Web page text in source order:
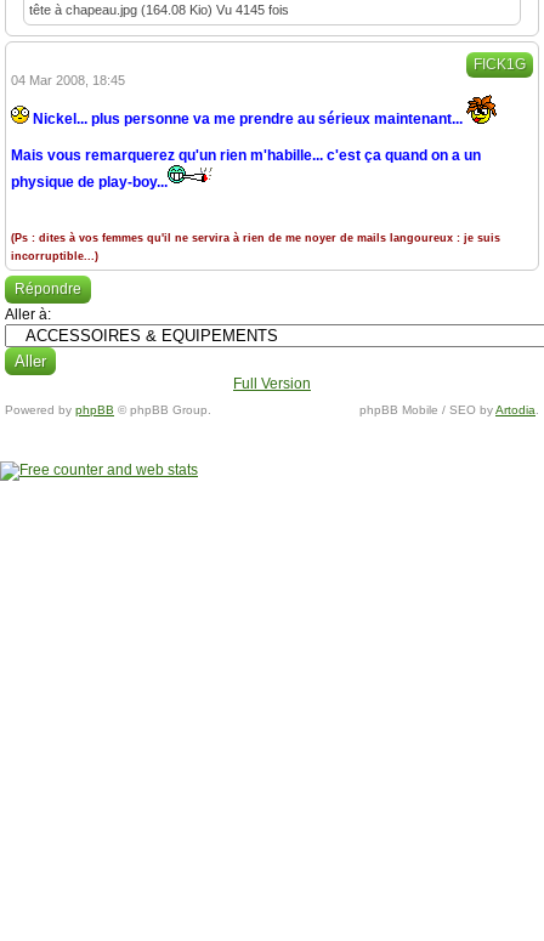
tête à chapeau.jpg (164.08 Kio) Vu 4145 fois
FICK1G
04 Mar 2008, 18:45
Nickel... plus personne va me prendre au sérieux maintenant...
Mais vous remarquerez qu'un rien m'habille... c'est ça quand on a un
physique de play-boy...
(Ps : dites à vos femmes qu'il ne servira à rien de me noyer de mails langoureux : je suis
incorruptible...)
Répondre
Aller à:
Full Version
Powered by phpBB © phpBB Group. phpBB Mobile / SEO byArtodia